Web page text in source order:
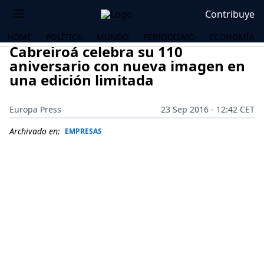
Contribuye
HOME POLÍTICA MUNDO PERIODISMO ECONOMÍA
Cabreiroá celebra su 110
aniversario con nueva imagen en
una edición limitada
Europa Press
23 Sep 2016 - 12:42 CET
Archivado en: EMPRESAS